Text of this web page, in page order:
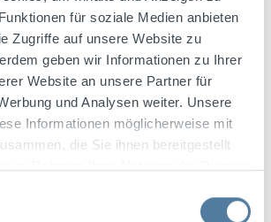
für soziale Medien anbieten
Zugriffe auf unsere Website zu
geben wir Informationen zu Ihrer
Website an unsere Partner für
und Analysen weiter. Unsere
Informationen möglicherweise mit
die Sie ihnen bereitgestellt